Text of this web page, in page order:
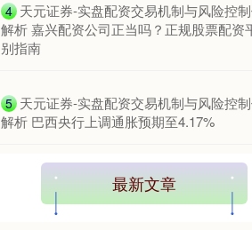
4 天元证券-实盘配资交易机制与风险控
解析 嘉兴配资公司正当吗？正规股票配资
别指南
5 天元证券-实盘配资交易机制与风险控
解析 巴西央行上调通胀预期至4.17%
最新文章